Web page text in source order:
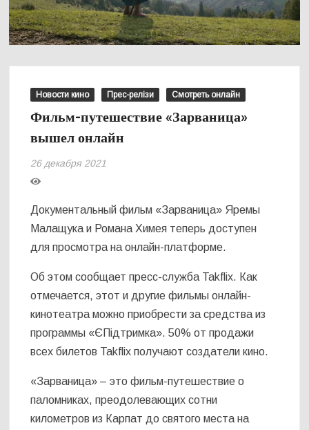
Новости кино Прес-релізи Смотреть онлайн
Фильм-путешествие «Зарваница»
вышел онлайн
26 декабря 2021
Документальный фильм «Зарваница» Яремы
Малащука и Романа Химея теперь доступен
для просмотра на онлайн-платформе.
Об этом сообщает пресс-служба Takflix. Как
отмечается, этот и другие фильмы онлайн-
кинотеатра можно приобрести за средства из
программы «ЄПідтримка». 50% от продажи
всех билетов Takflix получают создатели кино.
«Зарваница» – это фильм-путешествие о
паломниках, преодолевающих сотни
километров из Карпат до святого места на